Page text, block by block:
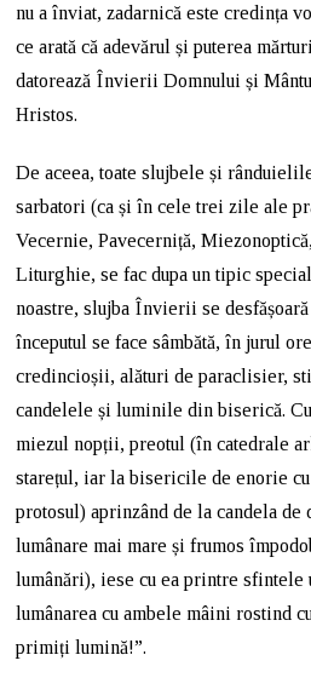
nu a înviat, zadarnică este credința
ce arată că adevărul și puterea
datorează Învierii Domnului și
Hristos.
De aceea, toate slujbele și
sarbatori (ca și în cele trei zile ale
Vecernie, Pavecerniță,
Liturghie, se fac dupa un tipic
noastre, slujba Învierii se
începutul se face sâmbătă, în jurul
credincioșii, alături de paraclisier,
candelele și luminile din biserică.
miezul nopții, preotul (în catedrale
starețul, iar la bisericile de enorie
protosul) aprinzând de la candela de
lumânare mai mare și frumos
lumânări), iese cu ea printre sfintele
lumânarea cu ambele mâini rostind
primiți lumină!”.